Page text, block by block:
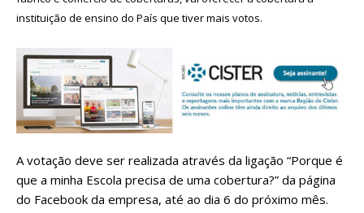
instituição de ensino do País que tiver mais votos.
A votação deve ser realizada através da ligação “Porque é
que a minha Escola precisa de uma cobertura?” da página
do Facebook da empresa, até ao dia 6 do próximo mês.